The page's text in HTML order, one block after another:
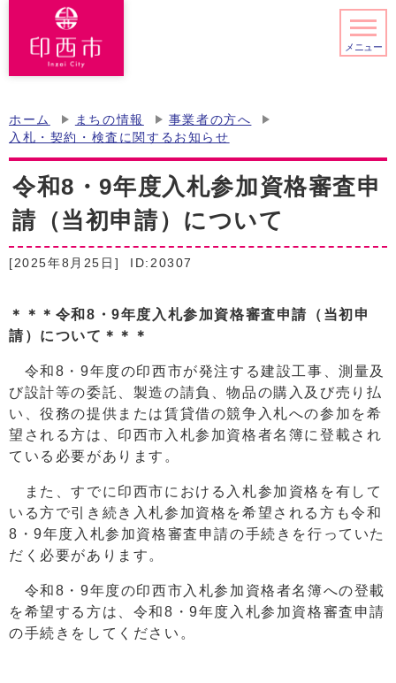
メニュー
ホーム まちの情報
事業者の方へ
入札・契約・検査に関するお知らせ
令和8・9年度入札参加資格審査申
請（当初申請）について
[2025年8月25日] ID:20307
＊＊＊令和8・9年度入札参加資格審査申請（当初申
請）について＊＊＊
令和8・9年度の印西市が発注する建設工事、測量及
び設計等の委託、製造の請負、物品の購⼊及び売り払
い、役務の提供または賃貸借の競争⼊札への参加を希
望される⽅は、印西市入札参加資格者名簿に登載され
ている必要があります。
また、すでに印西市における入札参加資格を有して
いる方で引き続き入札参加資格を希望される方も令和
8・9年度入札参加資格審査申請の手続きを行っていた
だく必要があります。
令和8・9年度の印西市入札参加資格者名簿への登載
を希望する方は、令和8・9年度入札参加資格審査申請
の手続きをしてください。